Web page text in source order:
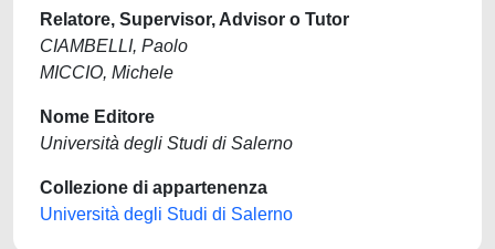
Relatore, Supervisor, Advisor o Tutor
CIAMBELLI, Paolo
MICCIO, Michele
Nome Editore
Università degli Studi di Salerno
Collezione di appartenenza
Università degli Studi di Salerno